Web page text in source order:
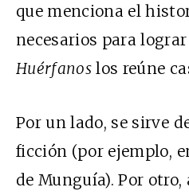
que menciona el
necesarios para
Huérfanos los reúne
Por un lado, se sirve
ficción (por ejemplo,
de Munguía). Por